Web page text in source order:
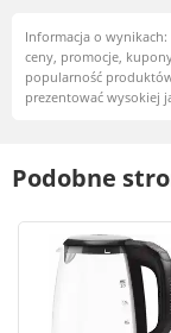
Informacja o
ceny, promocje,
popularność
prezentować wysokiej
Podobne